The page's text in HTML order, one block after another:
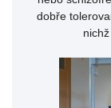
dobře